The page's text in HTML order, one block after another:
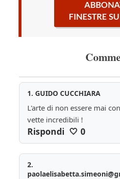
FINESTRE
1. GUIDO CUCCHIARA
L'arte di non essere mai
vette incredibili !
Rispondi 🤍 0
2.